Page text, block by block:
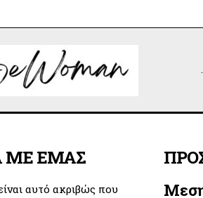
ΜΕ ΕΜΑΣ
αυτό ακριβώς που